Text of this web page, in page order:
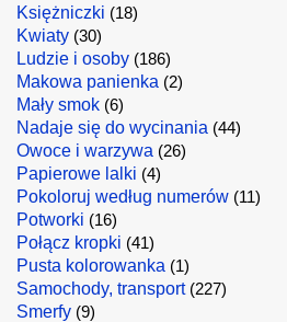
Księżniczki (18)
Kwiaty (30)
Ludzie i osoby (186)
Makowa panienka (2)
Mały smok (6)
Nadaje się do wycinania (44)
Owoce i warzywa (26)
Papierowe lalki (4)
Pokoloruj według numerów (11)
Potworki (16)
Połącz kropki (41)
Pusta kolorowanka (1)
Samochody, transport(227)
Smerfy (9)